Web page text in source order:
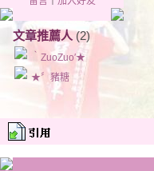
文章推薦人(2)
‵ZuoZuo′★
★〞豬糖